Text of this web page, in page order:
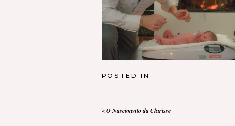
POSTED IN
« O Nascimento da Clarisse